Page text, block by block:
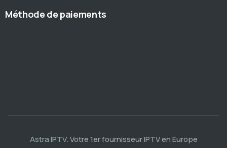
Méthode de paiements
Astra IPTV. Votre 1er fournisseur IPTV en Europe